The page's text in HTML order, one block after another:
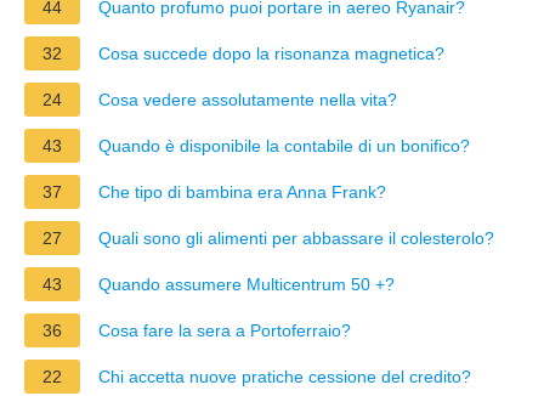
44 Quanto profumo puoi portare in aereo Ryanair?
32 Cosa succede dopo la risonanza magnetica?
24 Cosa vedere assolutamente nella vita?
43 Quando è disponibile la contabile di un bonifico?
37 Che tipo di bambina era Anna Frank?
27 Quali sono gli alimenti per abbassare il colesterolo?
43 Quando assumere Multicentrum 50 +?
36 Cosa fare la sera a Portoferraio?
22 Chi accetta nuove pratiche cessione del credito?